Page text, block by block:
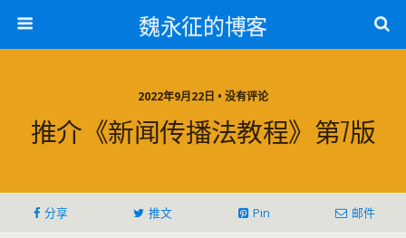
魏永征的博客
2022年9月22日 • 没有评论
推介《新闻传播法教程》第7版
分享 推文 Pin 邮件